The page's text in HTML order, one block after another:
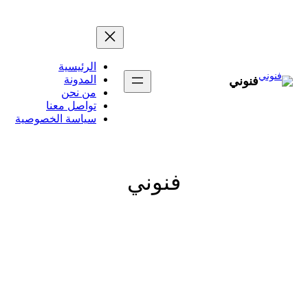
فنوني
الرئيسية
المدونة
من نحن
تواصل معنا
سياسة الخصوصية
فنوني